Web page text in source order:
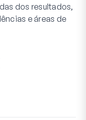
dos resultados,
e áreas de